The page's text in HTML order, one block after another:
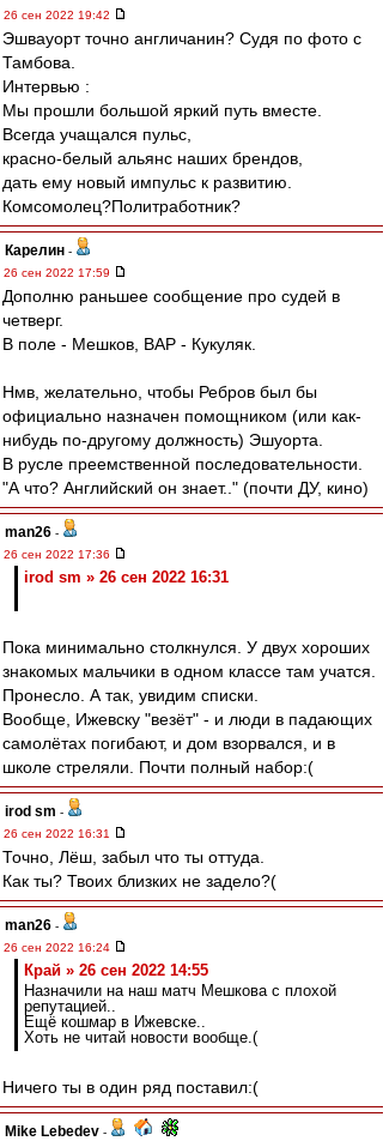
26 сен 2022 19:42
Эшвауорт точно англичанин? Судя по фото с
Тамбова.
Интервью :
Мы прошли большой яркий путь вместе.
Всегда учащался пульс,
красно-белый альянс наших брендов,
дать ему новый импульс к развитию.
Комсомолец?Политработник?
Карелин -
26 сен 2022 17:59
Дополню раньшее сообщение про судей в
четверг.
В поле - Мешков, ВАР - Кукуляк.
Нмв, желательно, чтобы Ребров был бы
официально назначен помощником (или как-
нибудь по-другому должность) Эшуорта.
В русле преемственной последовательности.
"А что? Английский он знает.." (почти ДУ, кино)
man26 -
26 сен 2022 17:36
irod sm » 26 сен 2022 16:31
Пока минимально столкнулся. У двух хороших
знакомых мальчики в одном классе там учатся.
Пронесло. А так, увидим списки.
Вообще, Ижевску "везёт" - и люди в падающих
самолётах погибают, и дом взорвался, и в
школе стреляли. Почти полный набор:(
irod sm -
26 сен 2022 16:31
Точно, Лёш, забыл что ты оттуда.
Как ты? Твоих близких не задело?(
man26 -
26 сен 2022 16:24
Край » 26 сен 2022 14:55
Назначили на наш матч Мешкова с плохой
репутацией..
Ещё кошмар в Ижевске..
Хоть не читай новости вообще.(
Ничего ты в один ряд поставил:(
Mike Lebedev -